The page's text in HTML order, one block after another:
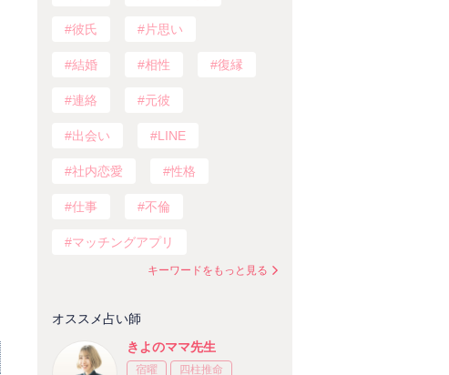
彼氏 片思い
結婚 相性 復縁
連絡 元彼
出会い LINE
社内恋愛 性格
仕事 不倫
マッチングアプリ
キーワードをもっと見る
オススメ占い師
きよのママ先生
宿曜
四柱推命